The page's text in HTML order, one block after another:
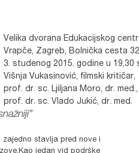
Velika dvorana Edukacijskog
Vrapče, Zagreb, Bolnička cesta
3. studenog 2015. godine u 19,30
Višnja Vukasinović, filmski kritičar,
prof. dr. sc. Ljiljana Moro, dr.
prof. dr. sc. Vlado Jukić, dr. med.
zajedno stavlja pred nove i